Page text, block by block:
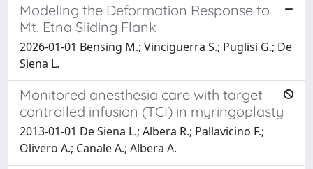
Modeling the Deformation Response to
Mt. Etna Sliding Flank
2026-01-01 Bensing M.; Vinciguerra S.; Puglisi G.; De
Siena L.
Monitored anesthesia care with target
controlled infusion (TCI) in myringoplasty
2013-01-01 De Siena L.; Albera R.; Pallavicino F.;
Olivero A.; Canale A.; Albera A.